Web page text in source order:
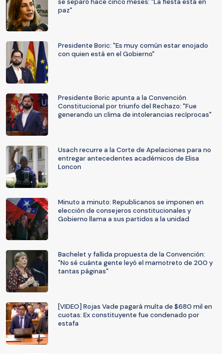
se separó hace cinco meses: "La fiesta está en
paz"
Presidente Boric: "Es muy común estar enojado
con quien está en el Gobierno"
Presidente Boric apunta a la Convención
Constitucional por triunfo del Rechazo: "Fue
generando un clima de intolerancias recíprocas"
Usach recurre a la Corte de Apelaciones para no
entregar antecedentes académicos de Elisa
Loncon
Minuto a minuto: Republicanos se imponen en
elección de consejeros constitucionales y
Gobierno llama a sus partidos a la unidad
Bachelet y fallida propuesta de la Convención:
"No sé cuánta gente leyó el mamotreto de 200 y
tantas páginas"
[VIDEO] Rojas Vade pagará multa de $680 mil en
cuotas: Ex constituyente fue condenado por
estafa